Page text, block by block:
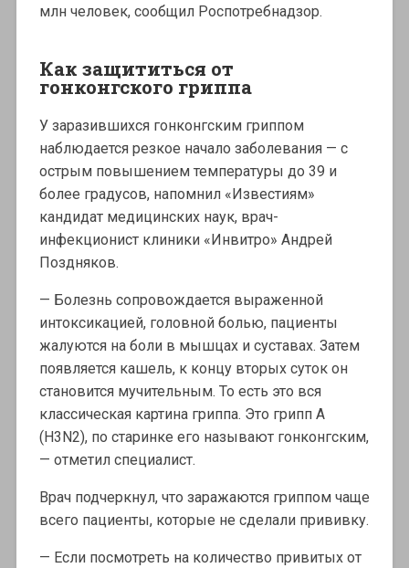
млн человек, сообщил Роспотребнадзор.
Как защититься от
гонконгского гриппа
У заразившихся гонконгским гриппом
наблюдается резкое начало заболевания — с
острым повышением температуры до 39 и
более градусов, напомнил «Известиям»
кандидат медицинских наук, врач-
инфекционист клиники «Инвитро» Андрей
Поздняков.
— Болезнь сопровождается выраженной
интоксикацией, головной болью, пациенты
жалуются на боли в мышцах и суставах. Затем
появляется кашель, к концу вторых суток он
становится мучительным. То есть это вся
классическая картина гриппа. Это грипп А
(H3N2), по старинке его называют гонконгским,
— отметил специалист.
Врач подчеркнул, что заражаются гриппом чаще
всего пациенты, которые не сделали прививку.
— Если посмотреть на количество привитых от